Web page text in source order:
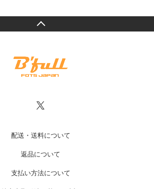
配送・送料について
返品について
支払い方法について